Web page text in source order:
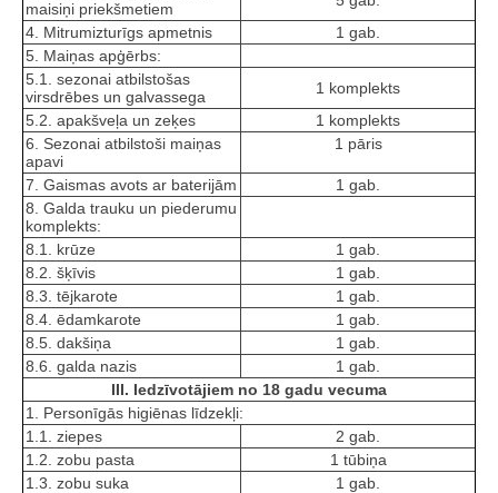
maisiņi priekšmetiem
4. Mitrumizturīgs apmetnis
1 gab.
5. Maiņas apģērbs:
5.1. sezonai atbilstošas
virsdrēbes un galvassega
1 komplekts
5.2. apakšveļa un zeķes
1 komplekts
6. Sezonai atbilstoši maiņas
apavi
1 pāris
7. Gaismas avots ar baterijām
1 gab.
8. Galda trauku un piederumu
komplekts:
8.1. krūze
1 gab.
8.2. šķīvis
1 gab.
8.3. tējkarote
1 gab.
8.4. ēdamkarote
1 gab.
8.5. dakšiņa
1 gab.
8.6. galda nazis
1 gab.
III. Iedzīvotājiem no 18 gadu vecuma
1. Personīgās higiēnas līdzekļi:
1.1. ziepes
2 gab.
1.2. zobu pasta
1 tūbiņa
1.3. zobu suka
1 gab.